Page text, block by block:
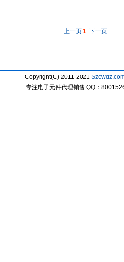
上一页 1 下一页
Copyright(C) 2011-2021
专注电子元件代理销售 QQ：